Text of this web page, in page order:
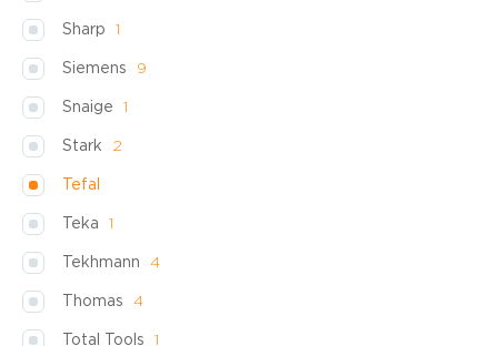
Sharp 1
Siemens 9
Snaige 1
Stark 2
Tefal
Teka 1
Tekhmann 4
Thomas 4
Total Tools 1